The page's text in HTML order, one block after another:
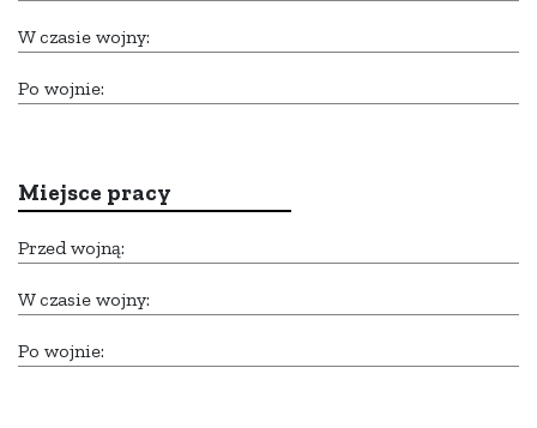
W czasie wojny:
Po wojnie:
Miejsce pracy
Przed wojną:
W czasie wojny:
Po wojnie: